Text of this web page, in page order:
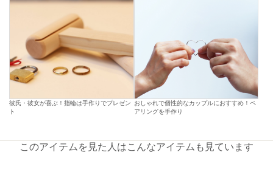
彼氏・彼女が喜ぶ！指輪は手作りでプレゼン
ト
おしゃれで個性的なカップルにおすすめ！ペ
アリングを手作り
このアイテムを見た人はこんなアイテムも見ています